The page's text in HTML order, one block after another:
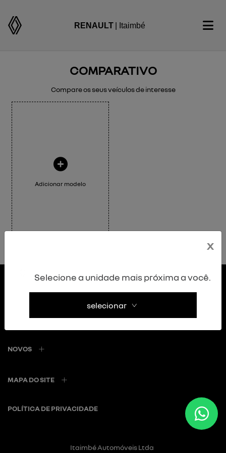
RENAULT | Itaimbé
COMPARATIVO
Compare os seus veículos de interesse
Adicionar modelo
NOVOS
MAPA DO SITE
POLÍTICA DE PRIVACIDADE
Itaimbé Automóveis Ltda
x
Selecione a unidade mais próxima a você.
selecionar